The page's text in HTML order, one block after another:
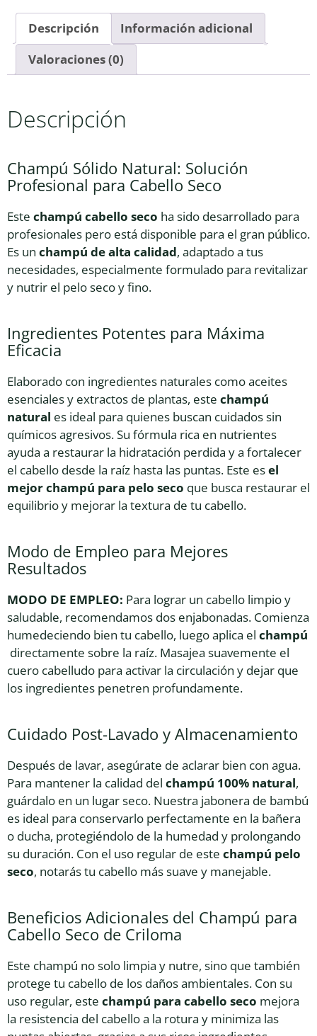
Descripción
Información adicional
Valoraciones (0)
Descripción
Champú Sólido Natural: Solución
Profesional para Cabello Seco
Este champú cabello seco ha sido desarrollado para
profesionales pero está disponible para el gran público.
Es un champú de alta calidad, adaptado a tus
necesidades, especialmente formulado para revitalizar
y nutrir el pelo seco y fino.
Ingredientes Potentes para Máxima
Eficacia
Elaborado con ingredientes naturales como aceites
esenciales y extractos de plantas, este champú
natural es ideal para quienes buscan cuidados sin
químicos agresivos. Su fórmula rica en nutrientes
ayuda a restaurar la hidratación perdida y a fortalecer
el cabello desde la raíz hasta las puntas. Este esel
mejor champú para pelo seco que busca restaurar el
equilibrio y mejorar la textura de tu cabello.
Modo de Empleo para Mejores
Resultados
MODO DE EMPLEO: Para lograr un cabello limpio y
saludable, recomendamos dos enjabonadas. Comienza
humedeciendo bien tu cabello, luego aplica el champú
directamente sobre la raíz. Masajea suavemente el
cuero cabelludo para activar la circulación y dejar que
los ingredientes penetren profundamente.
Cuidado Post-Lavado y Almacenamiento
Después de lavar, asegúrate de aclarar bien con agua.
Para mantener la calidad del champú 100% natural,
guárdalo en un lugar seco. Nuestra jabonera de bambú
es ideal para conservarlo perfectamente en la bañera
o ducha, protegiéndolo de la humedad y prolongando
su duración. Con el uso regular de este champú pelo
seco, notarás tu cabello más suave y manejable.
Beneficios Adicionales del Champú para
Cabello Seco de Criloma
Este champú no solo limpia y nutre, sino que también
protege tu cabello de los daños ambientales. Con su
uso regular, este champú para cabello seco mejora
la resistencia del cabello a la rotura y minimiza las